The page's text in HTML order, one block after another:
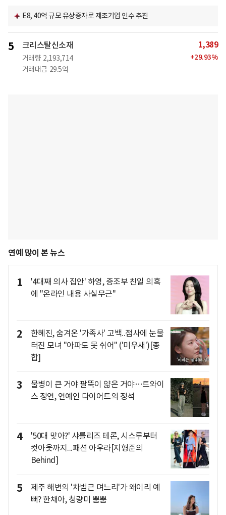
E8, 40억 규모 유상증자로 제조기업 인수 추진
5 크리스탈신소재
거래량 2,193,714
거래대금 29.5억
1,389
+29.93%
연예 많이 본 뉴스
1
'4대째 의사 집안' 하영, 증조부 친일 의혹
에 "온라인 내용 사실무근"
2
한혜진, 숨겨온 '가족사' 고백..점사에 눈물
터진 모녀 "아파도 못 쉬어" ('미우새')[종
합]
3
물병이 큰 거야 팔뚝이 얇은 거야…트와이
스 정연, 연예인 다이어트의 정석
4
'50대 맞아?' 샤를리즈 테론, 시스루부터
컷아웃까지...패션 아우라[지형준의
Behind]
5
제주 해변의 '차범근 며느리'가 왜이리 예
뻐? 한채아, 청량미 뿜뿜